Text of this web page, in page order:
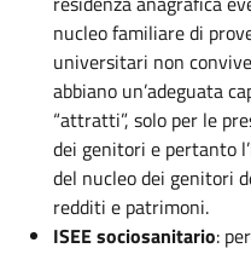
nucleo familiare di
universitari non
abbiano un’adeguata
“attratti”, solo per le
dei genitori e pertanto
del nucleo dei genitori
redditi e patrimoni.
ISEE sociosanitario: